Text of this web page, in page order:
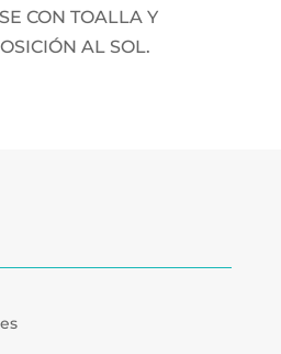
CON TOALLA Y
AL SOL.